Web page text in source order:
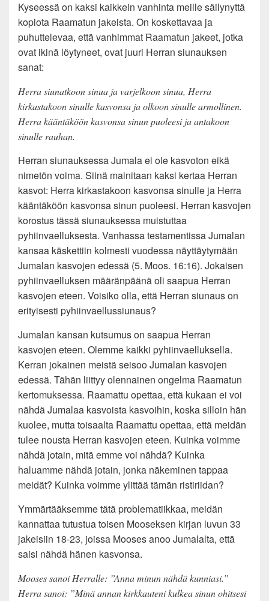
Kyseessä on kaksi kaikkein vanhinta meille säilynyttä
kopiota Raamatun jakeista. On koskettavaa ja
puhuttelevaa, että vanhimmat Raamatun jakeet, jotka
ovat ikinä löytyneet, ovat juuri Herran siunauksen
sanat:
Herra siunatkoon sinua ja varjelkoon sinua, Herra
kirkastakoon sinulle kasvonsa ja olkoon sinulle armollinen.
Herra kääntäköön kasvonsa sinun puoleesi ja antakoon
sinulle rauhan.
Herran siunauksessa Jumala ei ole kasvoton eikä
nimetön voima. Siinä mainitaan kaksi kertaa Herran
kasvot: Herra kirkastakoon kasvonsa sinulle ja Herra
kääntäköön kasvonsa sinun puoleesi. Herran kasvojen
korostus tässä siunauksessa muistuttaa
pyhiinvaelluksesta. Vanhassa testamentissa Jumalan
kansaa käskettiin kolmesti vuodessa näyttäytymään
Jumalan kasvojen edessä (5. Moos. 16:16). Jokaisen
pyhiinvaelluksen määränpäänä oli saapua Herran
kasvojen eteen. Voisiko olla, että Herran siunaus on
erityisesti pyhiinvaellussiunaus?
Jumalan kansan kutsumus on saapua Herran
kasvojen eteen. Olemme kaikki pyhiinvaelluksella.
Kerran jokainen meistä seisoo Jumalan kasvojen
edessä. Tähän liittyy olennainen ongelma Raamatun
kertomuksessa. Raamattu opettaa, että kukaan ei voi
nähdä Jumalaa kasvoista kasvoihin, koska silloin hän
kuolee, mutta toisaalta Raamattu opettaa, että meidän
tulee nousta Herran kasvojen eteen. Kuinka voimme
nähdä jotain, mitä emme voi nähdä? Kuinka
haluamme nähdä jotain, jonka näkeminen tappaa
meidät? Kuinka voimme ylittää tämän ristiriidan?
Ymmärtääksemme tätä problematiikkaa, meidän
kannattaa tutustua toisen Mooseksen kirjan luvun 33
jakeisiin 18-23, joissa Mooses anoo Jumalalta, että
saisi nähdä hänen kasvonsa.
Mooses sanoi Herralle: ”Anna minun nähdä kunniasi.”
Herra sanoi: ”Minä annan kirkkauteni kulkea sinun ohitsesi